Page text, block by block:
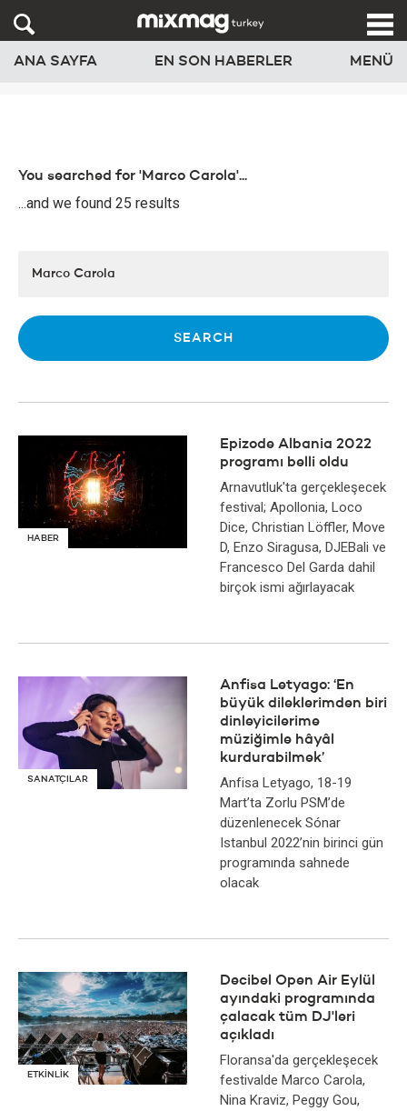
ANA SAYFA EN SON HABERLER MENÜ
You searched for 'Marco Carola'...
...and we found 25 results
HABER
Epizode Albania 2022
programı belli oldu
Arnavutluk'ta gerçekleşecek
festival; Apollonia, Loco
Dice, Christian Löffler, Move
D, Enzo Siragusa, DJEBali ve
Francesco Del Garda dahil
birçok ismi ağırlayacak
SANATÇILAR
Anfisa Letyago: ‘En
büyük dileklerimden biri
dinleyicilerime
müziğimle hâyâl
kurdurabilmek’
Anfisa Letyago, 18-19
Mart’ta Zorlu PSM’de
düzenlenecek Sónar
Istanbul 2022’nin birinci gün
programında sahnede
olacak
ETKİNLİK
Decibel Open Air Eylül
ayındaki programında
çalacak tüm DJ'leri
açıkladı
Floransa'da gerçekleşecek
festivalde Marco Carola,
Nina Kraviz, Peggy Gou,